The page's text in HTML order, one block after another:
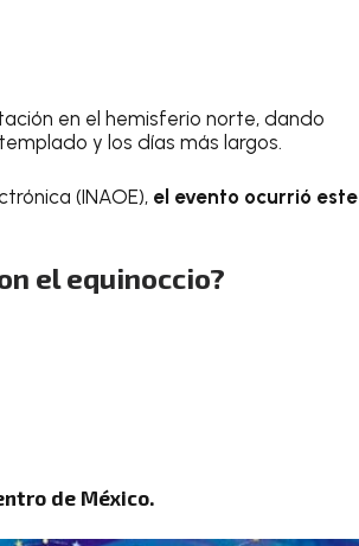
en el hemisferio norte, dando
y los días más largos.
(INAOE), el evento ocurrió este
el equinoccio?
de México.